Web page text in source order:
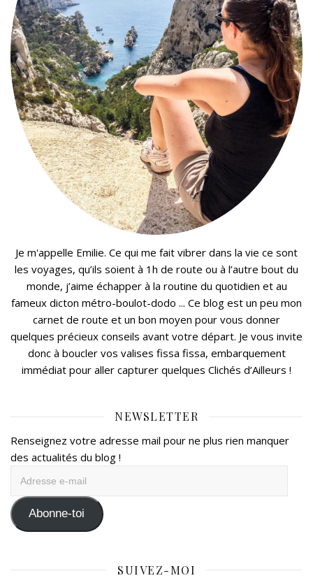
Je m'appelle Emilie. Ce qui me fait vibrer dans la vie ce sont
les voyages, qu’ils soient à 1h de route ou à l’autre bout du
monde, j’aime échapper à la routine du quotidien et au
fameux dicton métro-boulot-dodo ... Ce blog est un peu mon
carnet de route et un bon moyen pour vous donner
quelques précieux conseils avant votre départ. Je vous invite
donc à boucler vos valises fissa fissa, embarquement
immédiat pour aller capturer quelques Clichés d’Ailleurs !
NEWSLETTER
Renseignez votre adresse mail pour ne plus rien manquer
des actualités du blog !
mail Abonne-toi
SUIVEZ-MOI